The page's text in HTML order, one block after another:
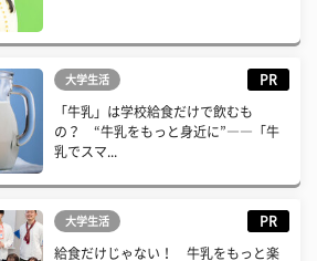
大学生活 PR
「牛乳」は学校給食だけで飲むも
の？ “牛乳をもっと身近に”――「牛
乳でスマ...
大学生活 PR
給食だけじゃない！ 牛乳をもっと楽